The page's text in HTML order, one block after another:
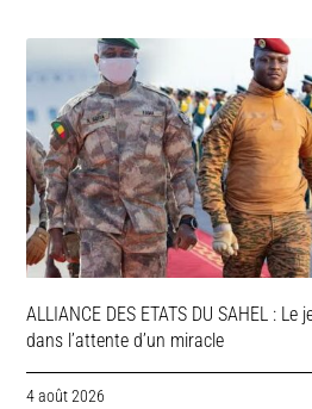
ALLIANCE DES ETATS DU SAHEL :
dans l’attente d’un miracle
4 août 2026